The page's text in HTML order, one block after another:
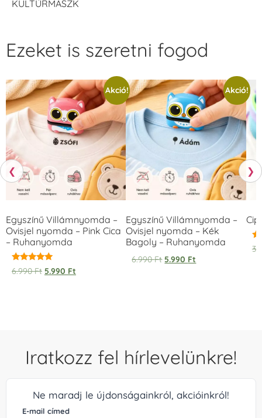
KULTÚRMASZK
❮
Ezeket is szeretni fogod
Akció!
Egyszínű Villámnyomda –
Ovisjel nyomda – Pink Cica
– Ruhanyomda
Értékelés:
5.00
6.990Ft 5.990 Ft
Akció!
Egyszínű Villámnyomda –
Ovisjel nyomda – Kék
Bagoly – Ruhanyomda
6.990Ft 5.990 Ft
❯
Iratkozz fel hírlevelünkre!
Ne maradj le újdonságainkról, akcióinkról!
E-mail címed